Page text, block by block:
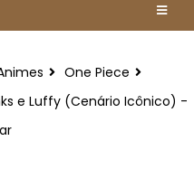
One Piece
e Luffy (Cenário Icônico) -